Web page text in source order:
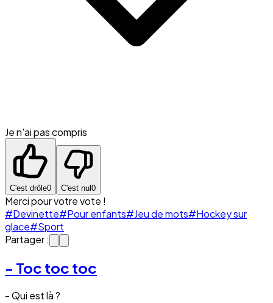
Je n'ai pas compris
C'est drôle0 C'est nul0
Merci pour votre vote !
#Devinette#Pour enfants#Jeu de mots#Hockey sur
glace#Sport
Partager :
- Toc toc toc
- Qui est là ?